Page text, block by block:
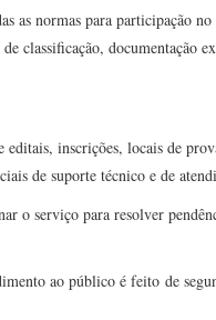
as normas para participação
classificação, documentação
editais, inscrições, locais de
de suporte técnico e de
o serviço para resolver
ao público é feito de